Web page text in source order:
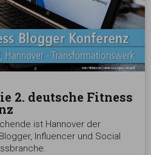
2. deutsche Fitness
ist Hannover der
Influencer und Social